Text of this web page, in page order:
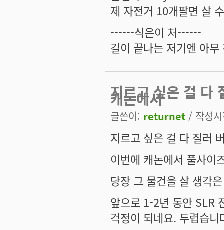
제 자전거 10개팔면 살
------식은이 처------
길이 끝나는 저기엔 아
지르고 싶은 걸 다
캐논에서
글쓴이: returnet / 작성
지르고 싶은 걸 다 질러
이번에 캐논에서 풀사이
당장 그 물건을 살 생각
앞으로 1-2년 동안 SLR
걱정이 되네요. 두렵습니